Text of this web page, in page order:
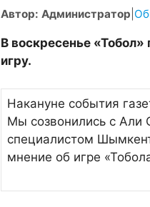
Автор: Администратор
В воскресенье «Тобол»
игру.
Накануне события
Мы созвонились с
специалистом
мнение об игре